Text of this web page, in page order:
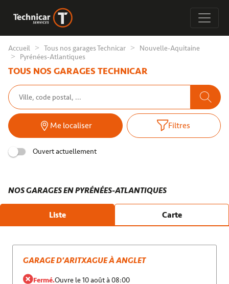
Accueil Tous nos garages Technicar
Nouvelle-Aquitaine
Pyrénées-Atlantiques
TOUS NOS GARAGES TECHNICAR
Me localiser Filtres
Ouvert actuellement
NOS GARAGES EN PYRÉNÉES-ATLANTIQUES
Liste Carte
GARAGE D'ARITXAGUE À ANGLET
Fermé.Ouvre le 10 août à 08:00